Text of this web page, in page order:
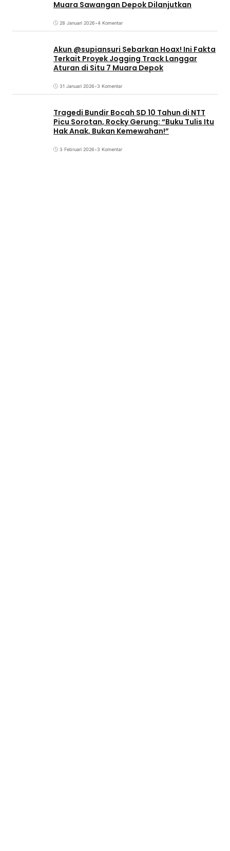
Muara Sawangan Depok Dilanjutkan
28 Januari 2026•4 Komentar
Akun @supiansuri Sebarkan Hoax! Ini Fakta
Terkait Proyek Jogging Track Langgar
Aturan di Situ 7 Muara Depok
31 Januari 2026•3 Komentar
Tragedi Bundir Bocah SD 10 Tahun di NTT
Picu Sorotan, Rocky Gerung: “Buku Tulis Itu
Hak Anak, Bukan Kemewahan!”
3 Februari 2026•3 Komentar